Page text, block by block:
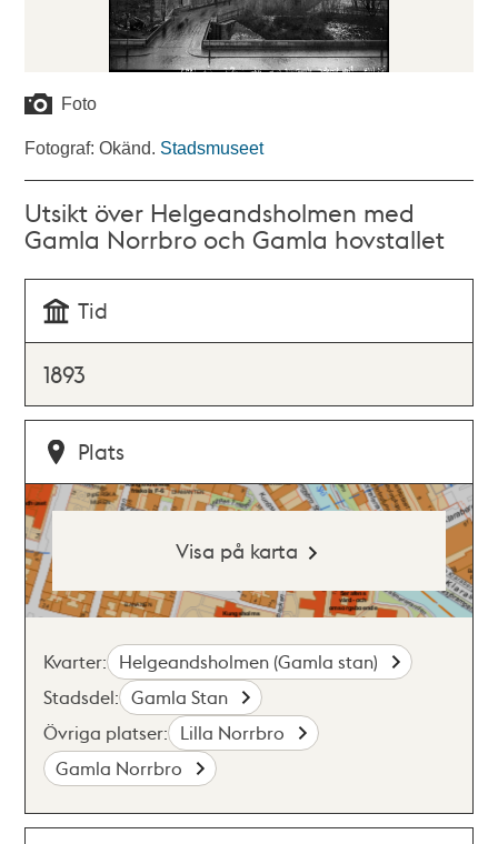
Foto
Fotograf: Okänd. Stadsmuseet
Utsikt över Helgeandsholmen med
Gamla Norrbro och Gamla hovstallet
Tid
1893
Plats
Visa på karta
Kvarter: Helgeandsholmen (Gamla stan)
Stadsdel: Gamla Stan
Övriga platser: Lilla Norrbro
Gamla Norrbro